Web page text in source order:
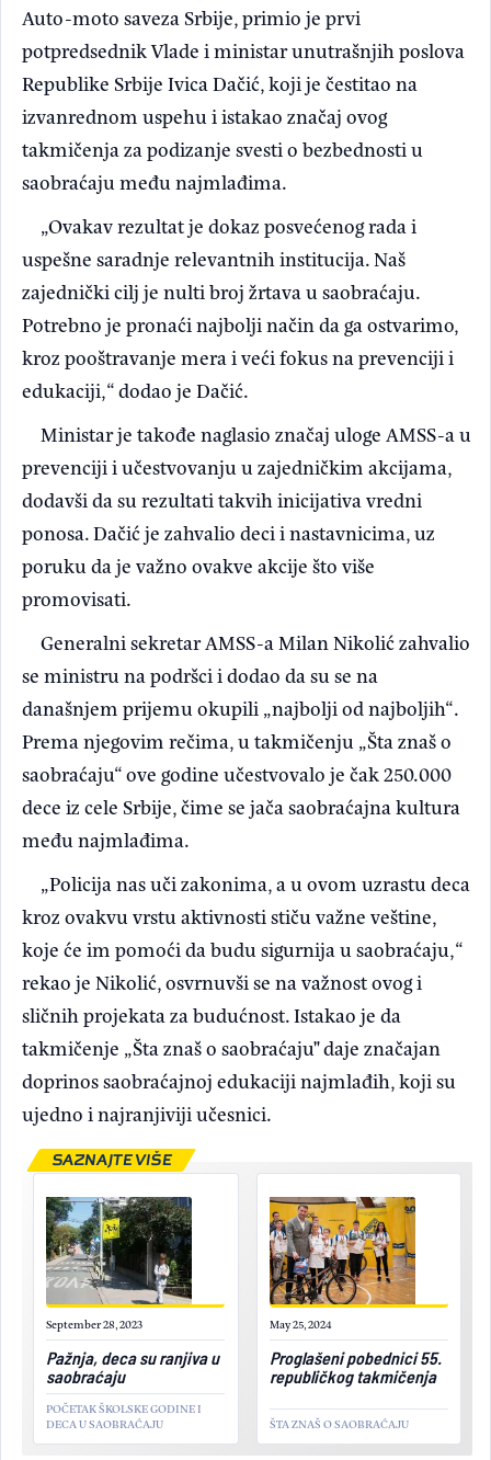
Auto-moto saveza Srbije, primio je prvi
potpredsednik Vlade i ministar unutrašnjih poslova
Republike Srbije Ivica Dačić, koji je čestitao na
izvanrednom uspehu i istakao značaj ovog
takmičenja za podizanje svesti o bezbednosti u
saobraćaju među najmlađima.
„Ovakav rezultat je dokaz posvećenog rada i
uspešne saradnje relevantnih institucija. Naš
zajednički cilj je nulti broj žrtava u saobraćaju.
Potrebno je pronaći najbolji način da ga ostvarimo,
kroz pooštravanje mera i veći fokus na prevenciji i
edukaciji,“ dodao je Dačić.
Ministar je takođe naglasio značaj uloge AMSS-a u
prevenciji i učestvovanju u zajedničkim akcijama,
dodavši da su rezultati takvih inicijativa vredni
ponosa. Dačić je zahvalio deci i nastavnicima, uz
poruku da je važno ovakve akcije što više
promovisati.
Generalni sekretar AMSS-a Milan Nikolić zahvalio
se ministru na podršci i dodao da su se na
današnjem prijemu okupili „najbolji od najboljih“.
Prema njegovim rečima, u takmičenju „Šta znaš o
saobraćaju“ ove godine učestvovalo je čak 250.000
dece iz cele Srbije, čime se jača saobraćajna kultura
među najmlađima.
„Policija nas uči zakonima, a u ovom uzrastu deca
kroz ovakvu vrstu aktivnosti stiču važne veštine,
koje će im pomoći da budu sigurnija u saobraćaju,“
rekao je Nikolić, osvrnuvši se na važnost ovog i
sličnih projekata za budućnost. Istakao je da
takmičenje „Šta znaš o saobraćaju" daje značajan
doprinos saobraćajnoj edukaciji najmlađih, koji su
ujedno i najranjiviji učesnici.
September 28, 2023
Pažnja, deca su ranjiva u
saobraćaju
POČETAK ŠKOLSKE GODINE I
DECA U SAOBRAĆAJU
May 25, 2024
Proglašeni pobednici 55.
republičkog takmičenja
ŠTA ZNAŠ O SAOBRAĆAJU
SAZNAJTE VIŠE